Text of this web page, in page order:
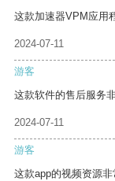
这款加速器VPM应用
2024-07-11
游客
这款软件的售后服务
2024-07-11
游客
这款app的视频资源非